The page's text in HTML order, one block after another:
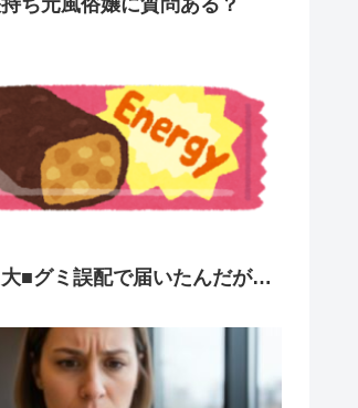
大■グミ誤配で届いたんだが…